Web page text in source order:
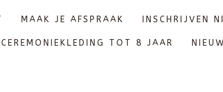
MAAK JE AFSPRAAK INSCHRIJVEN
TOT 8 JAAR